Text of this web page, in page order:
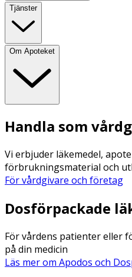
Tjänster
Om Apoteket
Handla som
Vi erbjuder läkemedel,
förbrukningsmaterial och
För vårdgivare och företag
Dosförpackade
För vårdens patienter eller
på din medicin
Läs mer om Apodos och